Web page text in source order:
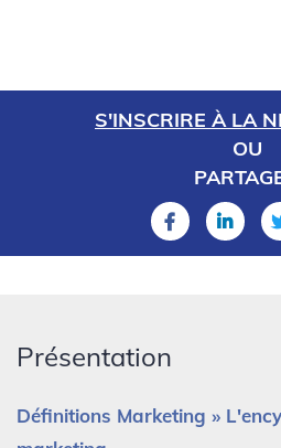
S'INSCRIRE À LA
OU
Présentation
Définitions Marketing »